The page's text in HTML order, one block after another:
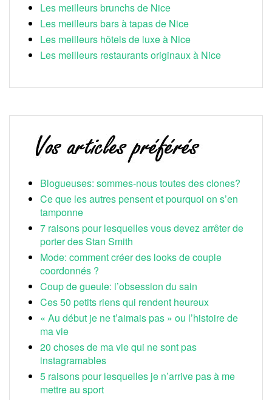
Les meilleurs brunchs de Nice
Les meilleurs bars à tapas de Nice
Les meilleurs hôtels de luxe à Nice
Les meilleurs restaurants originaux à Nice
Blogueuses: sommes-nous toutes des clones?
Ce que les autres pensent et pourquoi on s’en
tamponne
7 raisons pour lesquelles vous devez arrêter de
porter des Stan Smith
Mode: comment créer des looks de couple
coordonnés ?
Coup de gueule: l’obsession du sain
Ces 50 petits riens qui rendent heureux
« Au début je ne t’aimais pas » ou l’histoire de
ma vie
20 choses de ma vie qui ne sont pas
instagramables
5 raisons pour lesquelles je n’arrive pas à me
mettre au sport